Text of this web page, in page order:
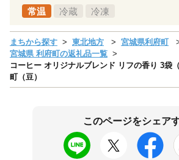
常温 冷蔵 冷凍
まちから探す 東北地方
宮城県利府町
宮城県 利府町の返礼品一覧
コーヒー オリジナルブレンド リフの香り 3袋
町（豆）
このページをシェア